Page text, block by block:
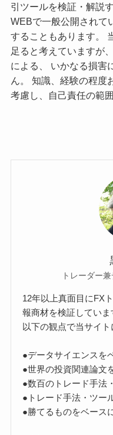
引ツールを検証・解説
WEBで一般公開されて
することもあります。
足ると考えていますが
による、 いかなる損害
ん。 知識、経験の程度
考慮し、自己責任の範
トレーダー
12年以上真面目にFX
報商材を検証していま
以下の観点で当サイト
●データサイエンスを
●世界の投資関連論文
●数百のトレード手法
●トレード手法・ツー
●勝てるものをベース